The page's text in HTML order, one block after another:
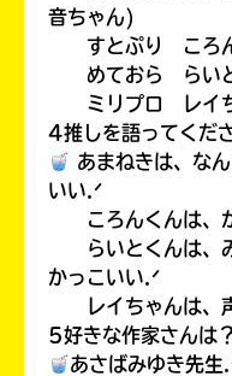
音ちゃん)
すとぷり ころ
めておら らいと
ミリプロ レイち
4推しを語ってくだ
あまねきは、な
いい.ᐟ
ころんくんは、か
らいとくんは、み
かっこいい.ᐟ
レイちゃんは、声
5好きな作家さんは
あさばみゆき先生